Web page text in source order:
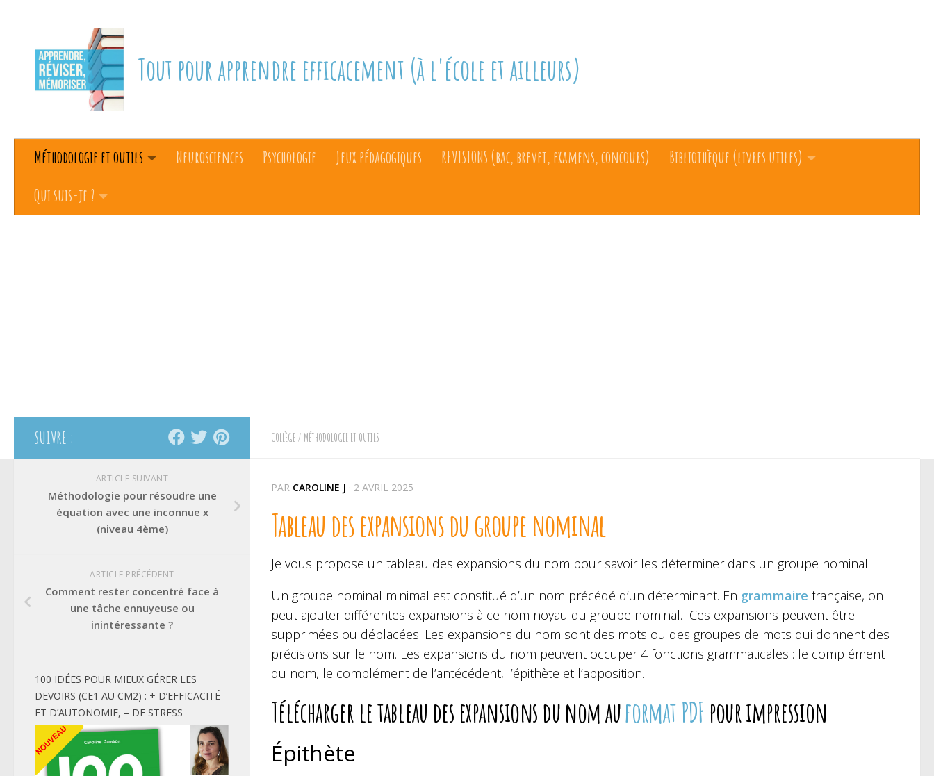
Tout pour apprendre efficacement (à l'école et ailleurs)
Méthodologie et outils Neurosciences Psychologie Jeux pédagogiques REVISIONS (bac, brevet, examens, concours)
Bibliothèque (livres utiles)
Qui suis-je ?
COLLÈGE / MÉTHODOLOGIE ET OUTILS
PAR CAROLINE J · 2 AVRIL 2025
Tableau des expansions du groupe nominal
Je vous propose un tableau des expansions du nom pour savoir les déterminer dans un groupe nominal.
Un groupe nominal minimal est constitué d’un nom précédé d’un déterminant. En grammaire française, on
peut ajouter différentes expansions à ce nom noyau du groupe nominal. Ces expansions peuvent être
supprimées ou déplacées. Les expansions du nom sont des mots ou des groupes de mots qui donnent des
précisions sur le nom. Les expansions du nom peuvent occuper 4 fonctions grammaticales : le complément
du nom, le complément de l’antécédent, l’épithète et l’apposition.
Télécharger letableau des expansions du nomauformat PDFpour impression
Épithète
SUIVRE :
ARTICLE SUIVANT
Méthodologie pour résoudre une
équation avec une inconnue x
(niveau 4ème)
ARTICLE PRÉCÉDENT
Comment rester concentré face à
une tâche ennuyeuse ou
inintéressante ?
100 IDÉES POUR MIEUX GÉRER LES
DEVOIRS (CE1 AU CM2) : + D’EFFICACITÉ
ET D’AUTONOMIE, – DE STRESS